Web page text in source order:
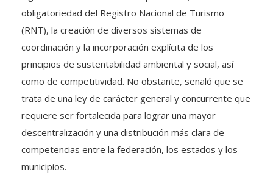
obligatoriedad del Registro Nacional de Turismo
(RNT), la creación de diversos sistemas de
coordinación y la incorporación explícita de los
principios de sustentabilidad ambiental y social, así
como de competitividad. No obstante, señaló que se
trata de una ley de carácter general y concurrente que
requiere ser fortalecida para lograr una mayor
descentralización y una distribución más clara de
competencias entre la federación, los estados y los
municipios.